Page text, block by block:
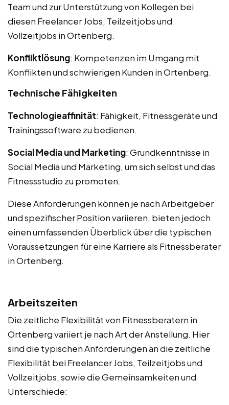
Team und zur Unterstützung von Kollegen bei
diesen Freelancer Jobs, Teilzeitjobs und
Vollzeitjobs in Ortenberg.
Konfliktlösung: Kompetenzen im Umgang mit
Konflikten und schwierigen Kunden in Ortenberg.
Technische Fähigkeiten
Technologieaffinität: Fähigkeit, Fitnessgeräte und
Trainingssoftware zu bedienen.
Social Media und Marketing: Grundkenntnisse in
Social Media und Marketing, um sich selbst und das
Fitnessstudio zu promoten.
Diese Anforderungen können je nach Arbeitgeber
und spezifischer Position variieren, bieten jedoch
einen umfassenden Überblick über die typischen
Voraussetzungen für eine Karriere als Fitnessberater
in Ortenberg.
Arbeitszeiten
Die zeitliche Flexibilität von Fitnessberatern in
Ortenberg variiert je nach Art der Anstellung. Hier
sind die typischen Anforderungen an die zeitliche
Flexibilität bei Freelancer Jobs, Teilzeitjobs und
Vollzeitjobs, sowie die Gemeinsamkeiten und
Unterschiede: